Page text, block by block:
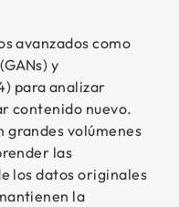
avanzados como
GANs) y
para analizar
contenido nuevo.
grandes volúmenes
las
los datos originales
la